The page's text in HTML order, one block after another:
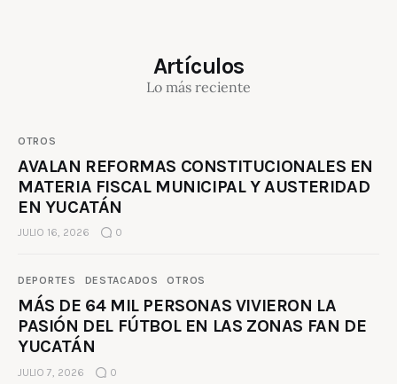
Artículos
Lo más reciente
OTROS
AVALAN REFORMAS CONSTITUCIONALES EN
MATERIA FISCAL MUNICIPAL Y AUSTERIDAD
EN YUCATÁN
JULIO 16, 2026 0
DEPORTES DESTACADOS OTROS
MÁS DE 64 MIL PERSONAS VIVIERON LA
PASIÓN DEL FÚTBOL EN LAS ZONAS FAN DE
YUCATÁN
JULIO 7, 2026 0